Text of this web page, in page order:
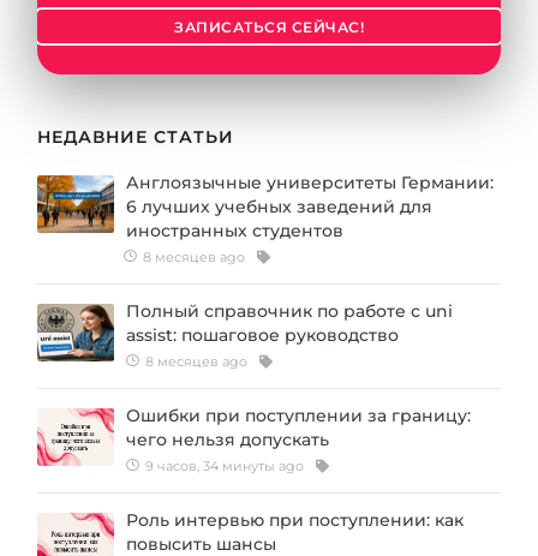
Города
Специальности
Примеры вакансий
КАРЬЕРНОЕ ОРИЕНТИРОВАНИЕ
Тест Голланда
Тест Карта Интересов
Успехна
100%
ПОСТУПАЕМ НА...
Инженерия
Физика
Менеджмент
Другая специальность
ПОСТУПАЕМ ИЗ...
Россия
Украина
Казахстан
Армения
ЗАПИСАТЬСЯ СЕЙЧАС!
НЕДАВНИЕ СТАТЬИ
Англоязычные университеты Германии:
6 лучших учебных заведений для
иностранных студентов
8 месяцев ago
Полный справочник по работе с uni
assist: пошаговое руководство
8 месяцев ago
Ошибки при поступлении за границу:
чего нельзя допускать
9 часов, 34 минуты ago
Роль интервью при поступлении: как
повысить шансы